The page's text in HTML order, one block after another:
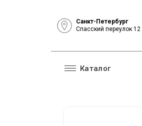
Санкт-Петербург
Спасский переулок 12
Каталог